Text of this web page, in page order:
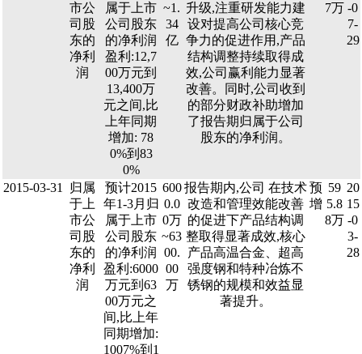
市公
司股
东的
净利
润
属于上市
公司股东
的净利润
盈利:12,7
00万元到
13,400万
元之间,比
上年同期
增加: 78
0%到83
0%
~1.
34
亿
升级,注重研发能力建
设对提高公司核心竞
争力的促进作用,产品
结构调整持续取得成
效,公司赢利能力显著
改善。同时,公司收到
的部分财政补助增加
了报告期归属于公司
股东的净利润。
7万 -0
7-
29
2015-03-31
归属
于上
市公
司股
东的
净利
润
预计2015
年1-3月归
属于上市
公司股东
的净利润
盈利:6000
万元到63
00万元之
间,比上年
同期增加:
1007%到1
600
0.0
0万
~63
00.
00
万
报告期内,公司 在技术
改造和管理效能改善
的促进下产品结构调
整取得显著成效,核心
产品高温合金、超高
强度钢和特种冶炼不
锈钢的规模和效益显
著提升。
预
增
59
5.8
8万
20
15
-0
3-
28